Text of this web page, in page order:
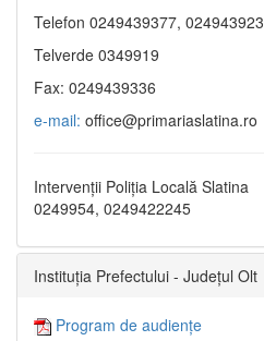
Telefon 0249439377,
Telverde 0349919
Fax: 0249439336
e-mail: office@primariaslatina.ro
Intervenții Poliția Locală Slatina
0249954, 0249422245
Instituția Prefectului - Județul Olt
Program de audiențe